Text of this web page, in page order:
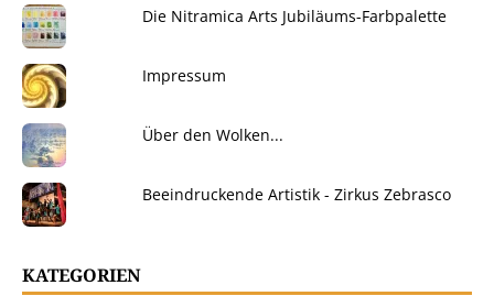
Die Nitramica Arts Jubiläums-Farbpalette
Impressum
Über den Wolken...
Beeindruckende Artistik - Zirkus Zebrasco
KATEGORIEN